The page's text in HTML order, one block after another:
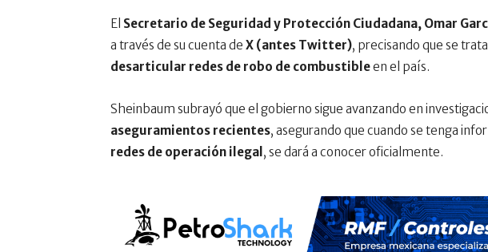
El Secretario de Seguridad y Protección Ciudadana, Omar
a través de su cuenta de X (antes Twitter), precisando que se
desarticular redes de robo de combustibleen el país.
Sheinbaum subrayó que el gobierno sigue avanzando en
aseguramientos recientes, asegurando que cuando se tenga
redes de operación ilegal , se dará a conocer oficialmente.